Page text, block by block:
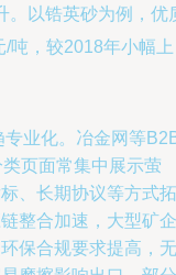
。以锆英砂为例，优
吨，较2018年小幅上
业化。冶金网等
页面常集中展示萤
、长期协议等方式拓
整合加速，大型矿企
保合规要求提高，无